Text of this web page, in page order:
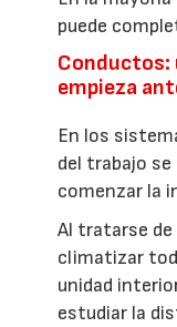
puede
Conductos:
empieza
En los
del trabajo
comenzar la
Al tratarse de
climatizar
unidad
estudiar la